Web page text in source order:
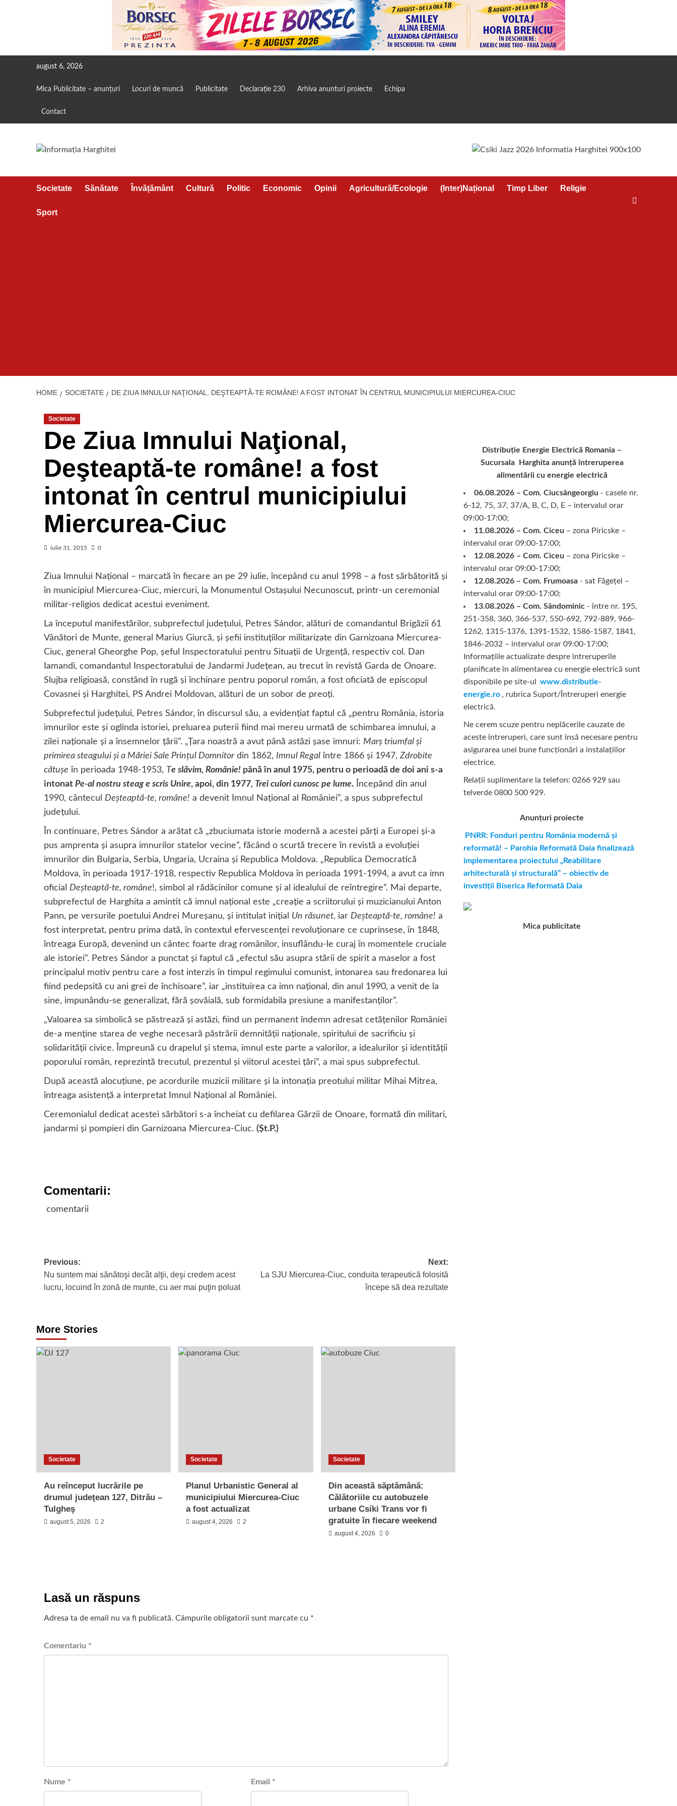
august 6, 2026
Mica Publicitate – anunțuri Locuri de muncă Publicitate Declarație 230 Arhiva anunturi proiecte Echipa
Contact
Societate Sănătate Învățământ Cultură Politic Economic Opinii Agricultură/Ecologie (Inter)Național Timp Liber Religie
Sport
HOME SOCIETATE DE ZIUA IMNULUI NAŢIONAL, DEŞTEAPTĂ-TE ROMÂNE! A FOST INTONAT ÎN CENTRUL MUNICIPIULUI MIERCUREA-CIUC
Societate
De Ziua Imnului Naţional,
Deşteaptă-te române! a fost
intonat în centrul municipiului
Miercurea-Ciuc
iulie 31, 2015 0
Ziua Imnului Naţional – marcată în fiecare an pe 29 iulie, începând cu anul 1998 – a fost sărbătorită şi
în municipiul Miercurea-Ciuc, miercuri, la Monumentul Ostaşului Necunoscut, printr-un ceremonial
militar-religios dedicat acestui eveniment.
La începutul manifestărilor, subprefectul judeţului, Petres Sándor, alături de comandantul Brigăzii 61
Vânători de Munte, general Marius Giurcă, şi şefii instituţiilor militarizate din Garnizoana Miercurea-
Ciuc, general Gheorghe Pop, şeful Inspectoratului pentru Situaţii de Urgenţă, respectiv col. Dan
Iamandi, comandantul Inspectoratului de Jandarmi Judeţean, au trecut în revistă Garda de Onoare.
Slujba religioasă, constând în rugă şi închinare pentru poporul român, a fost oficiată de episcopul
Covasnei şi Harghitei, PS Andrei Moldovan, alături de un sobor de preoţi.
Subprefectul judeţului, Petres Sándor, în discursul său, a evidenţiat faptul că „pentru România, istoria
imnurilor este şi oglinda istoriei, preluarea puterii fiind mai mereu urmată de schimbarea imnului, a
zilei naţionale şi a însemnelor ţării”. „Ţara noastră a avut până astăzi şase imnuri: Marş triumfal şi
primirea steagului şi a Măriei Sale Prinţul Domnitordin 1862, Imnul Regal între 1866 şi 1947,Zdrobite
cătuşe în perioada 1948-1953, Te slăvim, Românie! până în anul 1975, pentru o perioadă de doi ani s-a
intonat Pe-al nostru steag e scris Unire, apoi, din 1977, Trei culori cunosc pe lume. Începând din anul
1990, cântecul Deşteaptă-te, române! a devenit Imnul Naţional al României”, a spus subprefectul
judeţului.
În continuare, Petres Sándor a arătat că „zbuciumata istorie modernă a acestei părţi a Europei şi-a
pus amprenta şi asupra imnurilor statelor vecine”, făcând o scurtă trecere în revistă a evoluţiei
imnurilor din Bulgaria, Serbia, Ungaria, Ucraina şi Republica Moldova. „Republica Democratică
Moldova, în perioada 1917-1918, respectiv Republica Moldova în perioada 1991-1994, a avut ca imn
oficial Deşteaptă-te, române!, simbol al rădăcinilor comune şi al idealului de reîntregire”. Mai departe,
subprefectul de Harghita a amintit că imnul naţional este „creaţie a scriitorului şi muzicianului Anton
Pann, pe versurile poetului Andrei Mureşanu, şi intitulat iniţial Un răsunet, iar Deşteaptă-te, române! a
fost interpretat, pentru prima dată, în contextul efervescenţei revoluţionare ce cuprinsese, în 1848,
întreaga Europă, devenind un cântec foarte drag românilor, insuflându-le curaj în momentele cruciale
ale istoriei”. Petres Sándor a punctat şi faptul că „efectul său asupra stării de spirit a maselor a fost
principalul motiv pentru care a fost interzis în timpul regimului comunist, intonarea sau fredonarea lui
fiind pedepsită cu ani grei de închisoare”, iar „instituirea ca imn naţional, din anul 1990, a venit de la
sine, impunându-se generalizat, fără şovăială, sub formidabila presiune a manifestanţilor”.
„Valoarea sa simbolică se păstrează şi astăzi, fiind un permanent îndemn adresat cetăţenilor României
de-a menţine starea de veghe necesară păstrării demnităţii naţionale, spiritului de sacrificiu şi
solidarităţii civice. Împreună cu drapelul şi stema, imnul este parte a valorilor, a idealurilor şi identităţii
poporului român, reprezintă trecutul, prezentul şi viitorul acestei ţări”, a mai spus subprefectul.
După această alocuţiune, pe acordurile muzicii militare şi la intonaţia preotului militar Mihai Mitrea,
întreaga asistenţă a interpretat Imnul Naţional al României.
Ceremonialul dedicat acestei sărbători s-a încheiat cu defilarea Gărzii de Onoare, formată din militari,
jandarmi şi pompieri din Garnizoana Miercurea-Ciuc. (Şt.P.)
Comentarii:
comentarii
Post
navigation
Previous:
Nu suntem mai sănătoşi decât alţii, deşi credem acest
lucru, locuind în zonă de munte, cu aer mai puţin poluat
Next:
La SJU Miercurea-Ciuc, conduita terapeutică folosită
începe să dea rezultate
More Stories
Societate
Au reînceput lucrările pe
drumul judeţean 127, Ditrău –
Tulgheş
august 5, 2026 2
Societate
Planul Urbanistic General al
municipiului Miercurea-Ciuc
a fost actualizat
august 4, 2026 2
Societate
Din această săptămână:
Călătoriile cu autobuzele
urbane Csíki Trans vor fi
gratuite în fiecare weekend
august 4, 2026 0
Lasă un răspuns
Adresa ta de email nu va fi publicată. Câmpurile obligatorii sunt marcate cu *
Comentariu *
Nume * Email *
Distribuție Energie Electrică Romania –
Sucursala Harghita anunță întreruperea
alimentării cu energie electrică
06.08.2026 – Com. Ciucsângeorgiu - casele nr.
6-12, 75, 37, 37/A, B, C, D, E – intervalul orar
09:00-17:00;
11.08.2026 – Com. Ciceu – zona Piricske –
intervalul orar 09:00-17:00;
12.08.2026 – Com. Ciceu – zona Piricske –
intervalul orar 09:00-17:00;
12.08.2026 – Com. Frumoasa- sat Făgețel –
intervalul orar 09:00-17:00;
13.08.2026 – Com. Sândominic- între nr. 195,
251-358, 360, 366-537, 550-692, 792-889, 966-
1262, 1315-1376, 1391-1532, 1586-1587, 1841,
1846-2032 – intervalul orar 09:00-17:00;
Informațiile actualizate despre întreruperile
planificate în alimentarea cu energie electrică sunt
disponibile pe site-ul
www.distributie-
energie.ro , rubrica Suport/Întreruperi energie
electrică.
Ne cerem scuze pentru neplăcerile cauzate de
aceste întreruperi, care sunt însă necesare pentru
asigurarea unei bune funcționări a instalațiilor
electrice.
Relații suplimentare la tel efon: 0266 929 sau
telverde 0800 500 929.
Anunțuri proiecte
PNRR: Fonduri pentru România modernă și
reformată! – Parohia Reformată Daia finalizează
implementarea proiectului „Reabilitare
arhitecturală și structurală” – obiectiv de
investiții Biserica Reformată Daia
Mica publicitate